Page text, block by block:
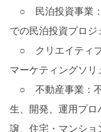
○ 民泊投資事業：
での民泊投資プロジ
○ クリエイティブ
マーケティングソ
○ 不動産事業：不
生、開発、運用プロ
譲、住宅・マンショ